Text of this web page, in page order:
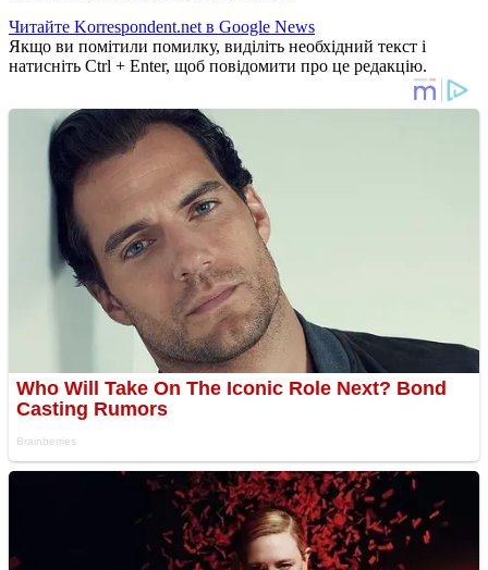
Читайте Korrespondent.net в Google News
Якщо ви помітили помилку, виділіть необхідний текст і
натисніть Ctrl + Enter, щоб повідомити про це редакцію.